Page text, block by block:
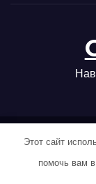
Сайт работает
Этот сайт
помочь вам